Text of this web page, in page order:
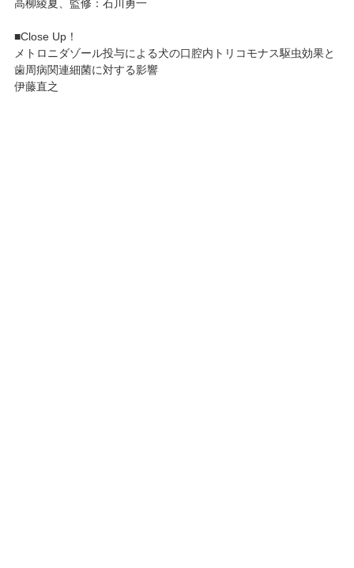
高柳綾夏、監修：石川勇一
■Close Up！
メトロニダゾール投与による犬の口腔内トリコモナス駆虫効果と
歯周病関連細菌に対する影響
伊藤直之